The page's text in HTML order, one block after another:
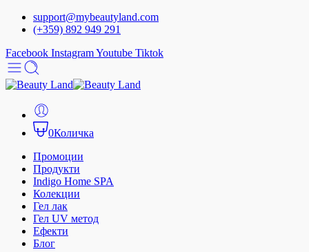
support@mybeautyland.com
(+359) 892 949 291
Facebook InstagramYoutube Tiktok
0Количка
Промоции
Продукти
Indigo Home SPA
Колекции
Гел лак
Гел UV метод
Ефекти
Блог